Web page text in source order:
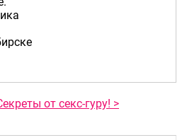
от секс-гуру! >